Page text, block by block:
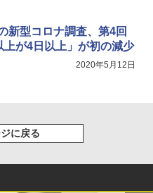
新型コロナ調査、第4回
上が4日以上」が初の減少
2020年5月12日
に戻る